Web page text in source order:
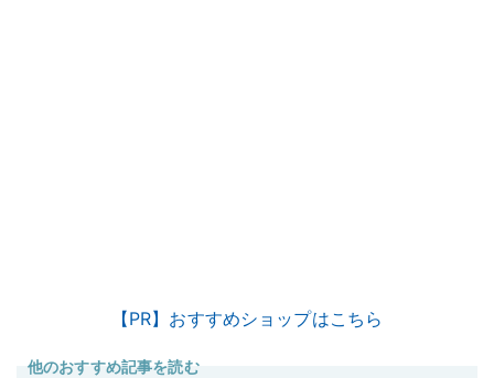
【PR】おすすめショップはこちら
他のおすすめ記事を読む